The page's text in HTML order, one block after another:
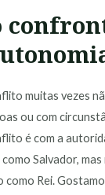
muitas vezes
ou com
é com a
Salvador, mas
Rei.